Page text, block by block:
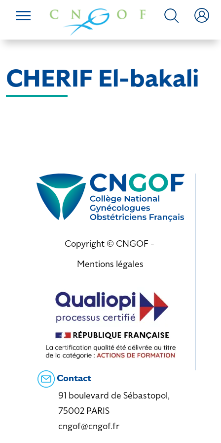
CHERIF El-bakali
Copyright © CNGOF -
Mentions légales
Contact
91 boulevard de Sébastopol,
75002 PARIS
cngof@cngof.fr